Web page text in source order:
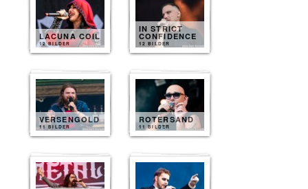
LACUNA COIL
12 BILDER
IN STRICT
CONFIDENCE
12 BILDER
VERSENGOLD
11 BILDER
ROTERSAND
11 BILDER